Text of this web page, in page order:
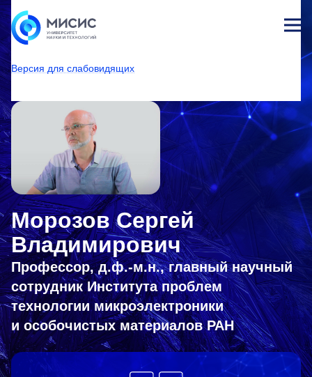
Версия для слабовидящих
т
Центр стратегических инициатив
Рождественские лекции
Морозов Сергей
Владимирович
Профессор, д.ф.-м.н., главный научный
сотрудник Института проблем
технологии микроэлектроники
и особочистых материалов РАН